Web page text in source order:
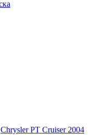
Chrysler PT Cruiser 2004